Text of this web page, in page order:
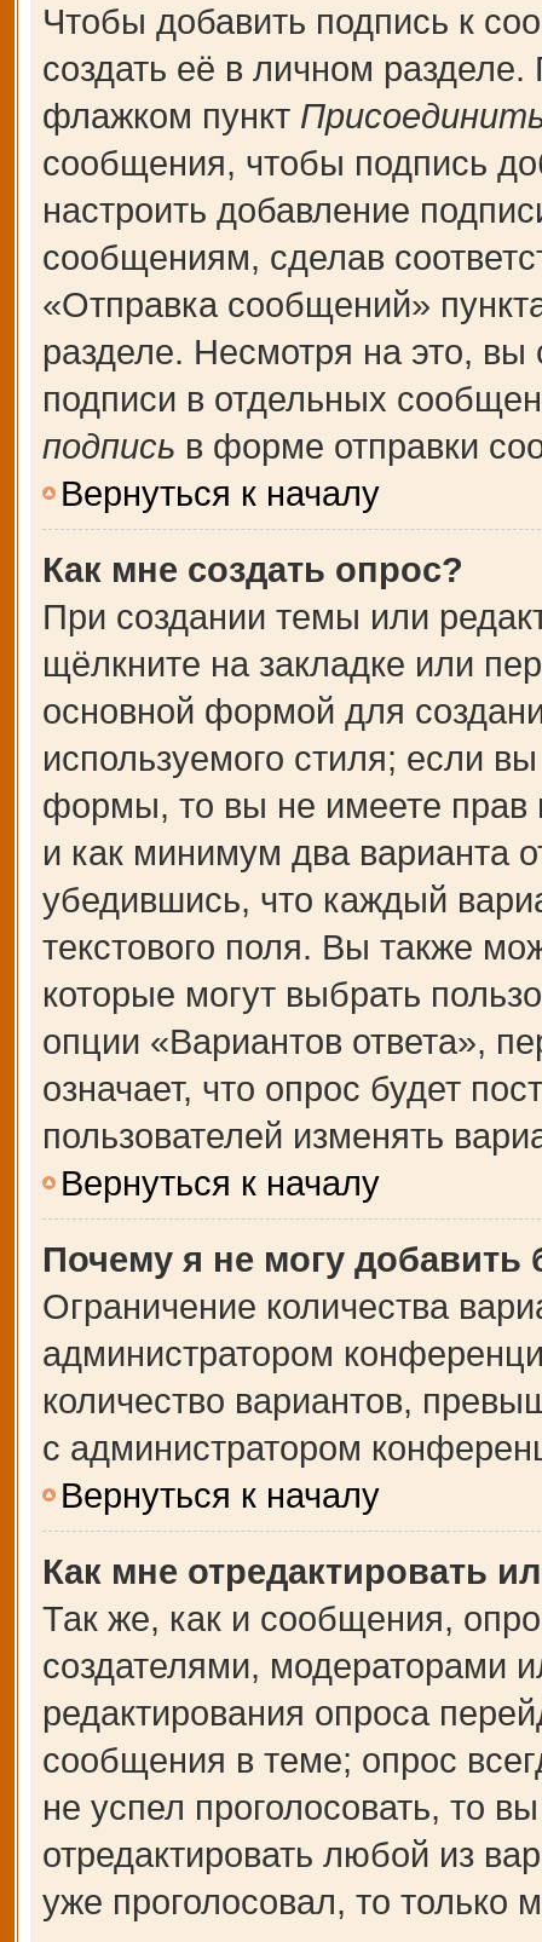
Чтобы добавить подпись к
создать её в личном
флажком пункт
сообщения, чтобы подпись
настроить добавление
сообщениям, сделав
«Отправка сообщений»
разделе. Несмотря на это,
подписи в отдельных
подпись в форме отправки
Вернуться к началу
Как мне создать опрос?
При создании темы или
щёлкните на закладке или
основной формой для
используемого стиля; если
формы, то вы не имеете прав
и как минимум два варианта
убедившись, что каждый
текстового поля. Вы также
которые могут выбрать
опции «Вариантов ответа»,
означает, что опрос будет
пользователей изменять
Вернуться к началу
Почему я не могу добавить
Ограничение количества
администратором
количество вариантов,
с администратором
Вернуться к началу
Как мне отредактировать
Так же, как и сообщения,
создателями, модераторами
редактирования опроса
сообщения в теме; опрос
не успел проголосовать, то
отредактировать любой из
уже проголосовал, то только